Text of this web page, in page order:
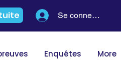
Se connecter
Enquêtes More